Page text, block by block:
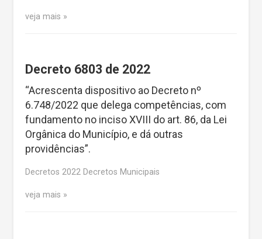
veja mais
Decreto 6803 de 2022
“Acrescenta dispositivo ao Decreto nº
6.748/2022 que delega competências, com
fundamento no inciso XVIII do art. 86, da Lei
Orgânica do Município, e dá outras
providências”.
Decretos 2022 Decretos Municipais
veja mais